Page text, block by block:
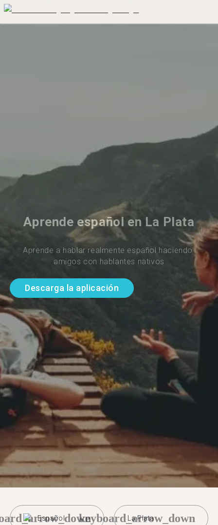
Aprende español en La Plata
Aprende a hablar realmente español haciendo
amigos con hablantes nativos
Descarga la aplicación
Español La Plata
keyboard_arrow_down